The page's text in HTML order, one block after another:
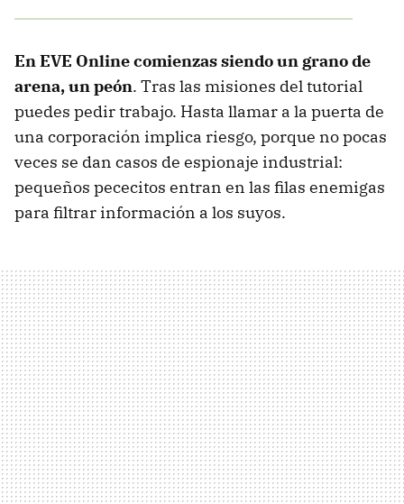
En EVE Online comienzas siendo un grano de
arena, un peón. Tras las misiones del tutorial
puedes pedir trabajo. Hasta llamar a la puerta de
una corporación implica riesgo, porque no pocas
veces se dan casos de espionaje industrial:
pequeños pececitos entran en las filas enemigas
para filtrar información a los suyos.